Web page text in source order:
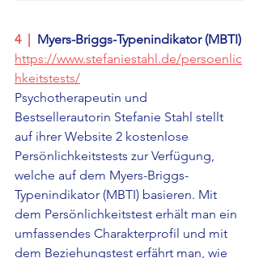
4  | Myers-Briggs-Typenindikator (MBTI)
https://www.stefaniestahl.de/persoenlic
hkeitstests/
Psychotherapeutin und
Bestsellerautorin Stefanie Stahl stellt
auf ihrer Website 2 kostenlose
Persönlichkeitstests zur Verfügung,
welche auf dem Myers-Briggs-
Typenindikator (MBTI) basieren. Mit
dem Persönlichkeitstest erhält man ein
umfassendes Charakterprofil und mit
dem Beziehungstest erfährt man, wie